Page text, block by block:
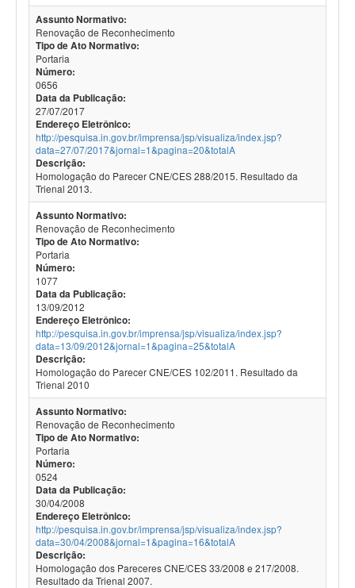
Assunto Normativo:
Renovação de Reconhecimento
Tipo de Ato Normativo:
Portaria
Número:
0656
Data da Publicação:
27/07/2017
Endereço Eletrônico:
http://pesquisa.in.gov.br/imprensa/jsp/visualiza/index.jsp?
data=27/07/2017&jornal=1&pagina=20&totalA
Descrição:
Homologação do Parecer CNE/CES 288/2015. Resultado da
Trienal 2013.
Assunto Normativo:
Renovação de Reconhecimento
Tipo de Ato Normativo:
Portaria
Número:
1077
Data da Publicação:
13/09/2012
Endereço Eletrônico:
http://pesquisa.in.gov.br/imprensa/jsp/visualiza/index.jsp?
data=13/09/2012&jornal=1&pagina=25&totalA
Descrição:
Homologação do Parecer CNE/CES 102/2011. Resultado da
Trienal 2010
Assunto Normativo:
Renovação de Reconhecimento
Tipo de Ato Normativo:
Portaria
Número:
0524
Data da Publicação:
30/04/2008
Endereço Eletrônico:
http://pesquisa.in.gov.br/imprensa/jsp/visualiza/index.jsp?
data=30/04/2008&jornal=1&pagina=16&totalA
Descrição:
Homologação dos Pareceres CNE/CES 33/2008 e 217/2008.
Resultado da Trienal 2007.